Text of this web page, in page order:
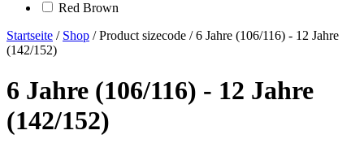
Red Brown
Startseite / Shop / Product sizecode / 6 Jahre (106/116) - 12 Jahre
(142/152)
6 Jahre (106/116) - 12 Jahre
(142/152)